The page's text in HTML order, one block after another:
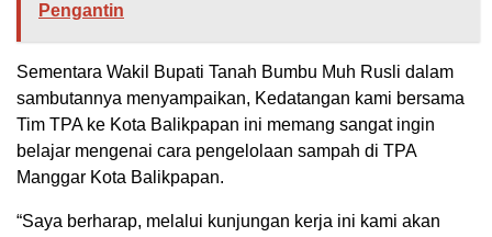
Pengantin
Sementara Wakil Bupati Tanah Bumbu Muh Rusli dalam
sambutannya menyampaikan, Kedatangan kami bersama
Tim TPA ke Kota Balikpapan ini memang sangat ingin
belajar mengenai cara pengelolaan sampah di TPA
Manggar Kota Balikpapan.
“Saya berharap, melalui kunjungan kerja ini kami akan